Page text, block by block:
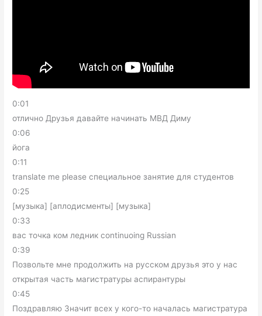
0:01
отлично Друзья давайте начинать МВД Диму
0:06
йога
0:11
translate me please специальное занятие для студентов
0:25
[музыка] [аплодисменты] [музыка]
0:33
вас точка ком ледник continuoing Russian
0:39
Позвольте мне продолжить на русском друзья это у нас
открытая часть магистратуры аспирантуры
0:45
Поздравляю Значит всех у кого-то началась магистратура